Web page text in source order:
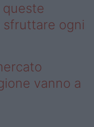
queste
sfruttare ogni
vanno a